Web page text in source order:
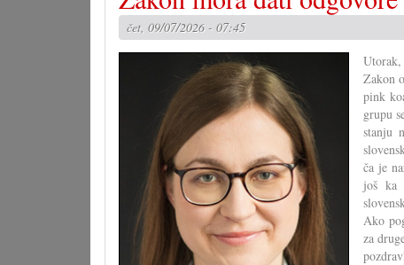
čet, 09/07/2026 - 07:45
Zakon
pink
grupu
stanju
ča je
još ka
Ako
za